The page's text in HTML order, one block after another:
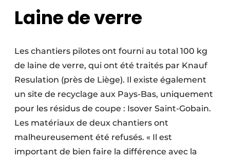
Laine de verre
Les chantiers pilotes ont fourni au total 100 kg
de laine de verre, qui ont été traités par Knauf
Resulation (près de Liège). Il existe également
un site de recyclage aux Pays-Bas, uniquement
pour les résidus de coupe : Isover Saint-Gobain.
Les matériaux de deux chantiers ont
malheureusement été refusés. « Il est
important de bien faire la différence avec la